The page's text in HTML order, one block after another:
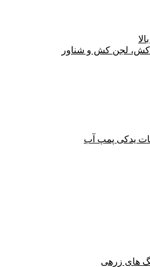
لجن کش و شناور
یدکی پمپ آب
های زرهی